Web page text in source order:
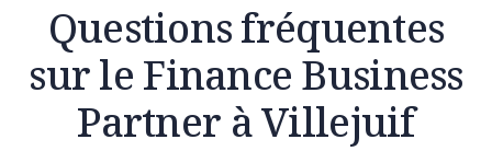
Questions fréquentes
sur le Finance Business
Partner à Villejuif